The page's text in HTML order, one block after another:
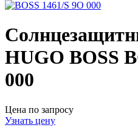
HUGO BOSS
000
Цена по запросу
Узнать цену